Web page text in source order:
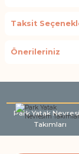
Taksit
Önerileriniz
Park Yatak
Takımları